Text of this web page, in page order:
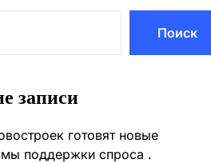
Поиск
записи
готовят новые
поддержки спроса .